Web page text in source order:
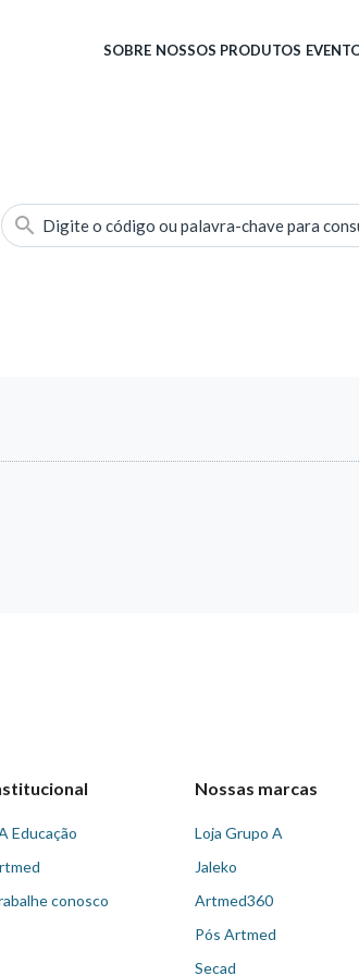
SOBRE NOSSOS PRODUTOS
Digite o código ou palavra-chave para
Educação
conosco
Nossas marcas
Loja Grupo A
Jaleko
Artmed360
Pós Artmed
Secad